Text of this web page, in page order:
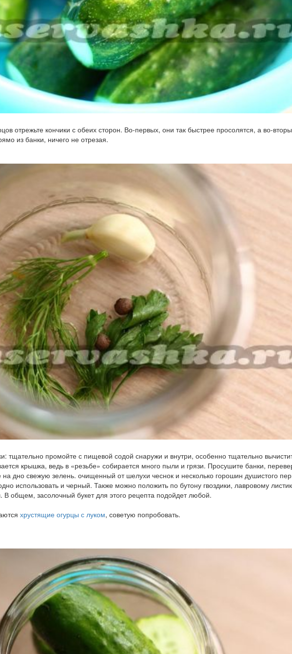
отрежьте кончики с обеих сторон. Во-первых, они так быстрее просолятся, а во-
из банки, ничего не отрезая.
тщательно промойте с пищевой содой снаружи и внутри, особенно тщательно
крышка, ведь в «резьбе» собирается много пыли и грязи. Просушите банки,
дно свежую зелень. очищенный от шелухи чеснок и несколько горошин душистого
использовать и черный. Также можно положить по бутону гвоздики, лавровому
общем, засолочный букет для этого рецепта подойдет любой.
хрустящие огурцы с луком, советую попробовать.